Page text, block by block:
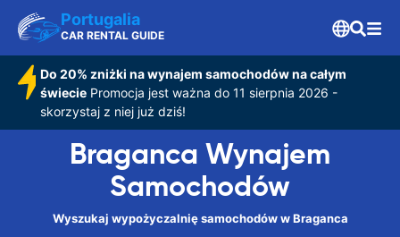
Portugalia
CAR RENTAL GUIDE
Do 20% zniżki na wynajem samochodów na całym
świeciePromocja jest ważna do 11 sierpnia 2026 -
skorzystaj z niej już dziś!
Braganca Wynajem
Samochodów
Wyszukaj wypożyczalnię samochodów w Braganca